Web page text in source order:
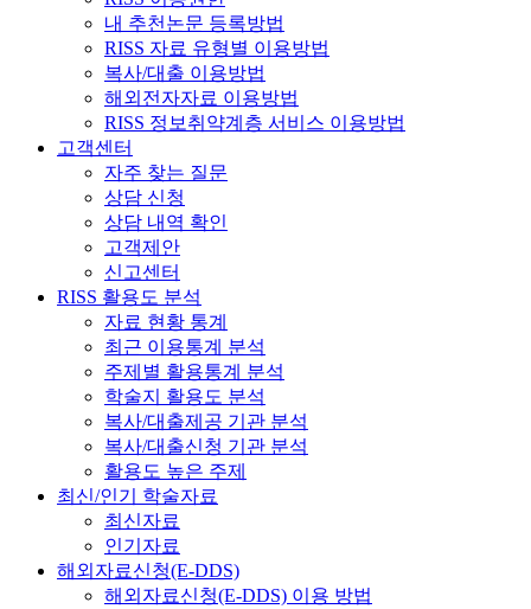
내 추천논문 등록방법
RISS 자료 유형별 이용방법
복사/대출 이용방법
해외전자자료 이용방법
RISS 정보취약계층 서비스 이용방법
고객센터
자주 찾는 질문
상담 신청
상담 내역 확인
고객제안
신고센터
RISS 활용도 분석
자료 현황 통계
최근 이용통계 분석
주제별 활용통계 분석
학술지 활용도 분석
복사/대출제공 기관 분석
복사/대출신청 기관 분석
활용도 높은 주제
최신/인기 학술자료
최신자료
인기자료
해외자료신청(E-DDS)
해외자료신청(E-DDS) 이용 방법